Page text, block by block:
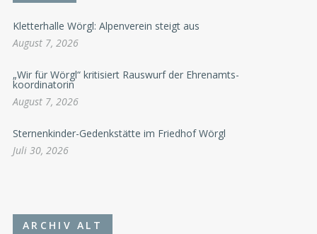
Kletterhalle Wörgl: Alpenverein steigt aus
August 7, 2026
„Wir für Wörgl“ kritisiert Rauswurf der Ehrenamts-
koordinatorin
August 7, 2026
Sternenkinder-Gedenkstätte im Friedhof Wörgl
Juli 30, 2026
ARCHIV ALT